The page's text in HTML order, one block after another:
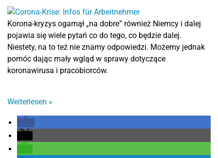
Korona-kryzys ogarnął „na dobre” również Niemcy i dalej
pojawia się wiele pytań co do tego, co będzie dalej.
Niestety, na to też nie znamy odpowiedzi. Możemy jednak
pomóc dając mały wgląd w sprawy dotyczące
koronawirusa i pracobiorców.
Weiterlesen »